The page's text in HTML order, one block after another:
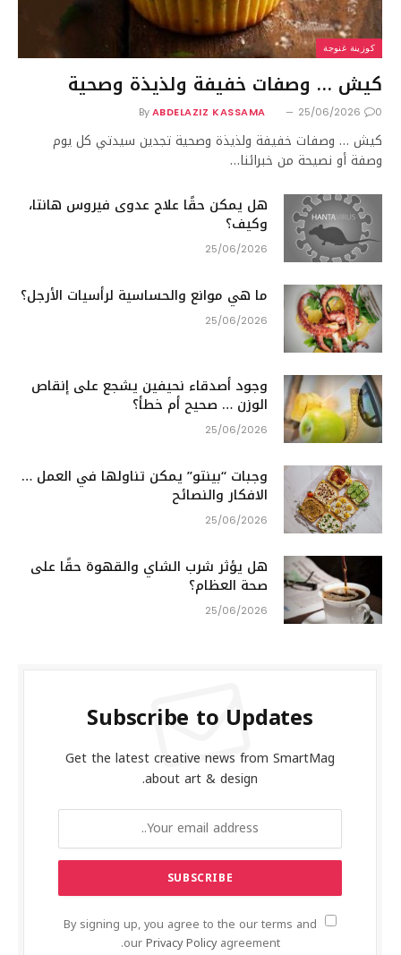
كوزينة غنوجة
كيش … وصفات خفيفة ولذيذة وصحية
By ABDELAZIZ KASSAMA 25/06/2026 0
كيش … وصفات خفيفة ولذيذة وصحية تجدين سيدتي كل يوم
وصفة أو نصيحة من خبرائنا…
هل يمكن حقًا علاج عدوى فيروس هانتا،
وكيف؟
25/06/2026
ما هي موانع والحساسية لرأسيات الأرجل؟
25/06/2026
وجود أصدقاء نحيفين يشجع على إنقاص
الوزن … صحيح أم خطأ؟
25/06/2026
وجبات “بينتو” يمكن تناولها في العمل …
الافكار والنصائح
25/06/2026
هل يؤثر شرب الشاي والقهوة حقًا على
صحة العظام؟
25/06/2026
Subscribe to Updates
Get the latest creative news from SmartMag
about art & design.
By signing up, you agree to the our terms and
ourPrivacy Policyagreement.